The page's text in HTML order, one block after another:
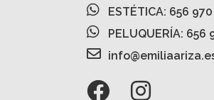
ESTÉTICA: 656
PELUQUERÍA: 656